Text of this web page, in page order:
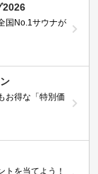
2026
国No.1サウナが
お得な「特別価
トを当てよう！